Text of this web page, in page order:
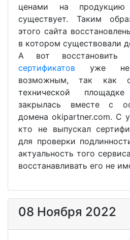
ценами на
существует. Таким
этого сайта
в котором существовали
А вот восстановить
сертификатов уже не
возможным, так как
технической
закрылась вместе с
домена okipartner.com. С
кто не выпускал
для проверки
актуальность того
восстанавливать его не
08 Ноября 2022